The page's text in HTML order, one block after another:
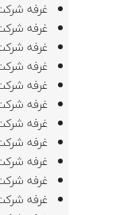
غرفه
غرفه
غرفه شرکت
غرفه
غرفه
غرفه
غرفه
غرفه
غرفه
غرفه
غرفه